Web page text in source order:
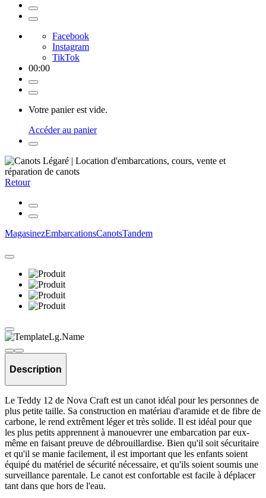
Facebook
Instagram
TikTok
00:00
Votre panier est vide.
Accéder au panier
Retour
MagasinezEmbarcationsCanotsTandem
Description
Le Teddy 12 de Nova Craft est un canot idéal pour les personnes de
plus petite taille. Sa construction en matériau d'aramide et de fibre de
carbone, le rend extrêment léger et très solide. Il est idéal pour que
les plus petits apprennent à manouevrer une embarcation par eux-
même en faisant preuve de débrouillardise. Bien qu'il soit sécuritaire
et qu'il se manie facilement, il est important que les enfants soient
équipé du matériel de sécurité nécessaire, et qu'ils soient soumis une
surveillance parentale. Le canot est confortable est facile à déplacer
tant dans que hors de l'eau.